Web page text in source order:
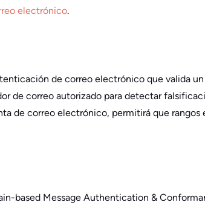
electrónico.
de correo electrónico que valida
de correo autorizado para detectar
de correo electrónico, permitirá que
based Message Authentication &